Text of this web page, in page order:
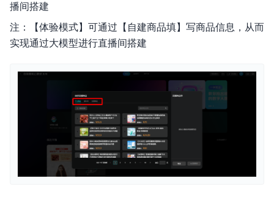
播间搭建
注：【体验模式】可通过【自建商品填】写商品信息，从而
实现通过大模型进行直播间搭建